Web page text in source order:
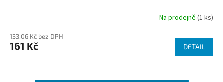
Na prodejně (1 ks)
133,06 Kč bez DPH
161 Kč DETAIL